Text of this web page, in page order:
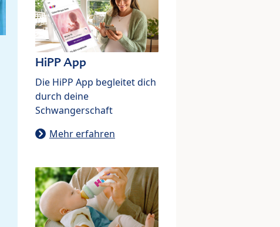
HiPP App
Die HiPP App begleitet dich
durch deine
Schwangerschaft
Mehr erfahren